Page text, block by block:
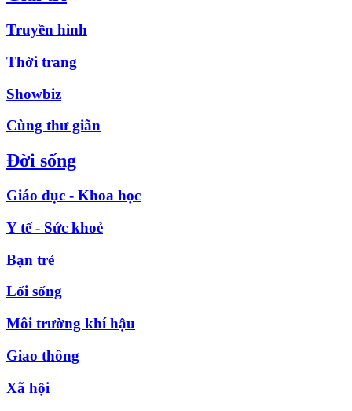
Truyền hình
Thời trang
Showbiz
Cùng thư giãn
Đời sống
Giáo dục - Khoa học
Y tế - Sức khoẻ
Bạn trẻ
Lối sống
Môi trường khí hậu
Giao thông
Xã hội